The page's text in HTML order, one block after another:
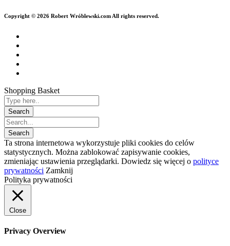
Copyright © 2026 Robert Wróblewski.com All rights reserved.
Shopping Basket
Ta strona internetowa wykorzystuje pliki cookies do celów
statystycznych. Można zablokować zapisywanie cookies,
zmieniając ustawienia przeglądarki. Dowiedz się więcej o polityce
prywatności Zamknij
Polityka prywatności
Close
Privacy Overview